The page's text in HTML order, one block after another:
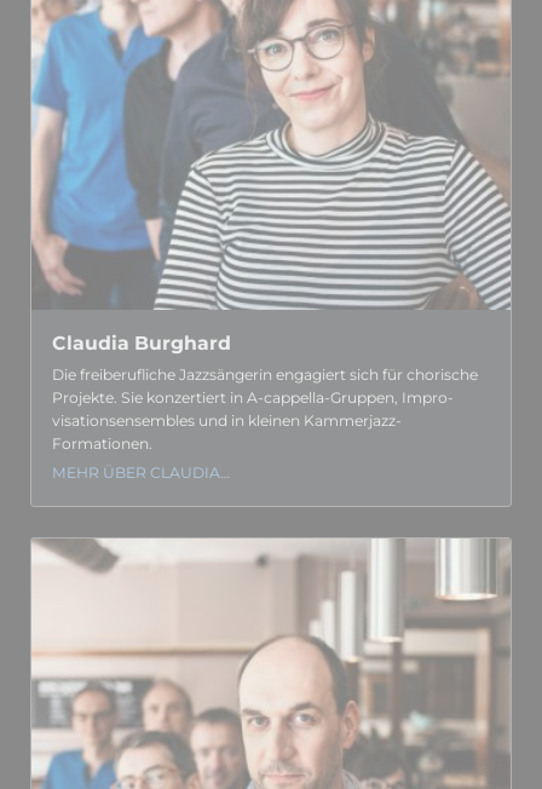
Claudia Burghard
Die frei­berufliche Jazz­sängerin engagiert sich für chorische
Projekte. Sie konzertiert in A-cappella-Gruppen, Impro­
visations­ensembles und in kleinen Kammerjazz-
Formationen.
MEHR ÜBER CLAUDIA…